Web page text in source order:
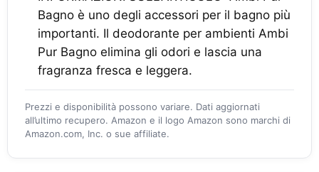
Bagno è uno degli accessori per il bagno più
importanti. Il deodorante per ambienti Ambi
Pur Bagno elimina gli odori e lascia una
fragranza fresca e leggera.
Prezzi e disponibilità possono variare. Dati aggiornati
all’ultimo recupero. Amazon e il logo Amazon sono marchi di
Amazon.com, Inc. o sue affiliate.